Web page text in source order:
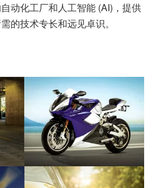
动化工厂和人工智能 (AI)，提供
的技术专长和远见卓识。